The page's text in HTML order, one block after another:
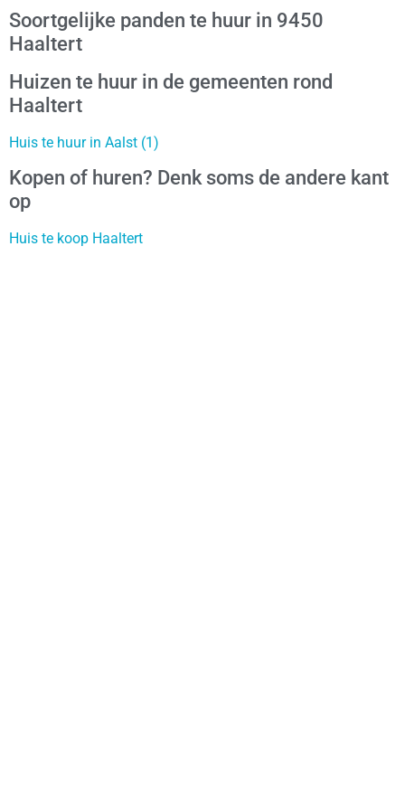
Soortgelijke panden te huur in 9450
Haaltert
Huizen te huur in de gemeenten rond
Haaltert
Huis te huur in Aalst (1)
Kopen of huren? Denk soms de andere kant
op
Huis te koop Haaltert